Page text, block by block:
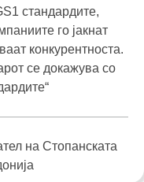
стандардите,
го јакнат
конкурентноста.
се докажува со
на Стопанската